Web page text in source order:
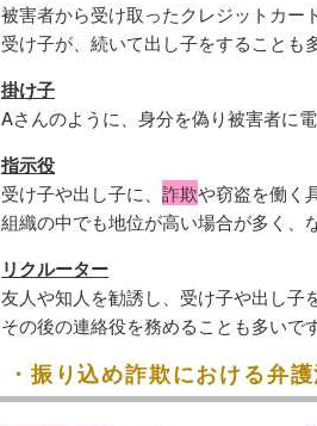
被害者から受け取ったクレジットカー
受け子が、続いて出し子をすることも
掛け子
Aさんのように、身分を偽り被害者に
指示役
受け子や出し子に、 詐欺や窃盗を働く
組織の中でも地位が高い場合が多く、
リクルーター
友人や知人を勧誘し、受け子や出し子
その後の連絡役を務めることも多いです
・振り込め詐欺における弁